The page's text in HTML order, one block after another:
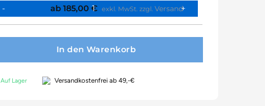
ab 185,00 € exkl. MwSt. zzgl. Versand
In den Warenkorb
Auf Lager Versandkostenfrei ab 49,-€